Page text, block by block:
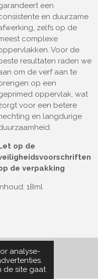
analyse-
de site gaat
een
en duurzame
zelfs op de
complexe
Voor de
resultaten raden we
om de verf aan te
op een
oppervlak, wat
voor een betere
en langdurige
Let op de
de verpakking
Inhoud: 18ml